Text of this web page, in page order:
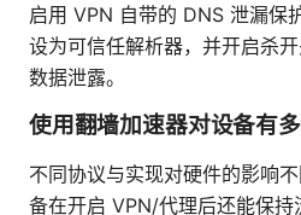
启用 VPN 自带的 DNS 泄漏保
设为可信任解析器，并开启杀
数据泄露。
使用翻墙加速器对设备有
不同协议与实现对硬件的影响
备在开启 VPN/代理后还能保持